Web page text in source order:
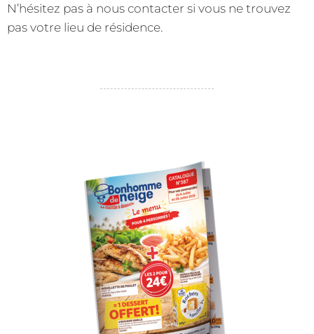
N’hésitez pas à nous contacter si vous ne trouvez
pas votre lieu de résidence.